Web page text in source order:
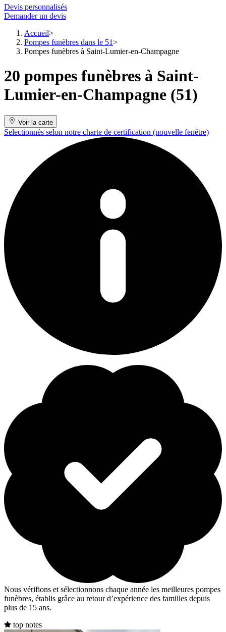
Devis personnalisés
Demander un devis
Accueil
Pompes funèbres dans le 51
Pompes funèbres à Saint-Lumier-en-Champagne
20 pompes funèbres à Saint-
Lumier-en-Champagne (51)
Voir la carte
Selectionnés selon notre charte de certification (nouvelle fenêtre)
Nous vérifions et sélectionnons chaque année les meilleures pompes
funèbres, établis grâce au retour d’expérience des familles depuis
plus de 15 ans.
top notes